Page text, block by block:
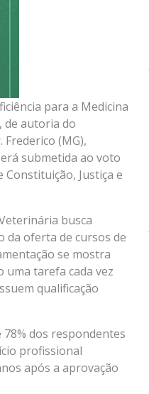
para a Medicina
de autoria do
(MG),
submetida ao voto
Justiça e
busca
da oferta de cursos de
se mostra
uma tarefa cada vez
qualificação
dos respondentes
profissional
após a aprovação